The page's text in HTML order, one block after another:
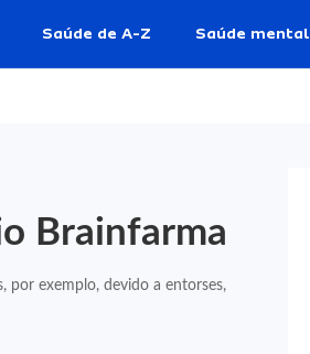
Saúde de A-Z Saúde mental
Brainfarma
por exemplo, devido a entorses,